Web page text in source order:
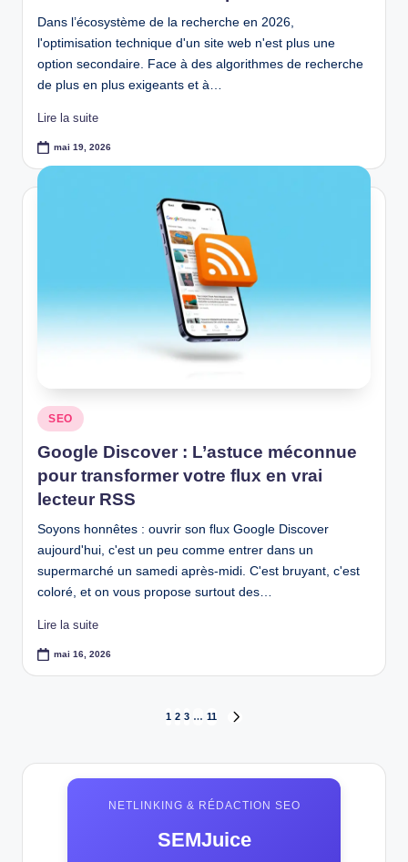
Dans l’écosystème de la recherche en 2026,
l'optimisation technique d'un site web n'est plus une
option secondaire. Face à des algorithmes de recherche
de plus en plus exigeants et à…
Lire la suite
mai 19, 2026
Posted
in
SEO
Google Discover : L’astuce méconnue
pour transformer votre flux en vrai
lecteur RSS
Soyons honnêtes : ouvrir son flux Google Discover
aujourd'hui, c'est un peu comme entrer dans un
supermarché un samedi après-midi. C'est bruyant, c'est
coloré, et on vous propose surtout des…
Lire la suite
mai 16, 2026
des
publications
1 2 3 … 11
NETLINKING & RÉDACTION SEO
SEMJuice